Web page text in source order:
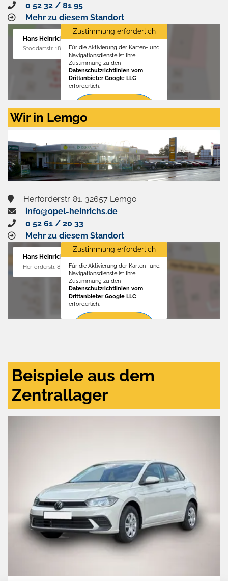
0 52 32 / 81 95
Mehr zu diesem Standort
Hans Heinrichs GmbH
Stoddartstr. 18, 32758 Detmold
Zustimmung erforderlich
Für die Aktivierung der Karten- und
Navigationsdienste ist Ihre
Zustimmung zu den
Datenschutzrichtlinien vom
Drittanbieter Google LLC
erforderlich.
Zustimmen
aktivieren
Wir in Lemgo
Herforderstr. 81, 32657 Lemgo
info@opel-heinrichs.de
0 52 61 / 20 33
Mehr zu diesem Standort
Hans Heinrichs GmbH
Herforderstr. 81, 32657 Lemgo
Zustimmung erforderlich
Für die Aktivierung der Karten- und
Navigationsdienste ist Ihre
Zustimmung zu den
Datenschutzrichtlinien vom
Drittanbieter Google LLC
erforderlich.
Beispiele aus dem
Zentrallager